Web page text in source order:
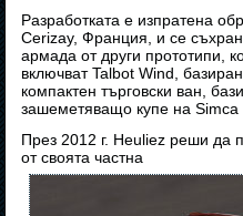
Разработката е изпратена
Cerizay, Франция, и се
армада от други прототипи,
включват Talbot Wind,
компактен търговски ван,
зашеметяващо купе на Simca
През 2012 г. Heuliez реши да
от своята частна